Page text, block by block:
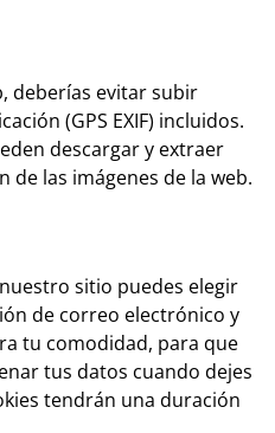
deberías evitar subir
(GPS EXIF) incluidos.
descargar y extraer
de las imágenes de la web.
sitio puedes elegir
de correo electrónico y
tu comodidad, para que
tus datos cuando dejes
tendrán una duración